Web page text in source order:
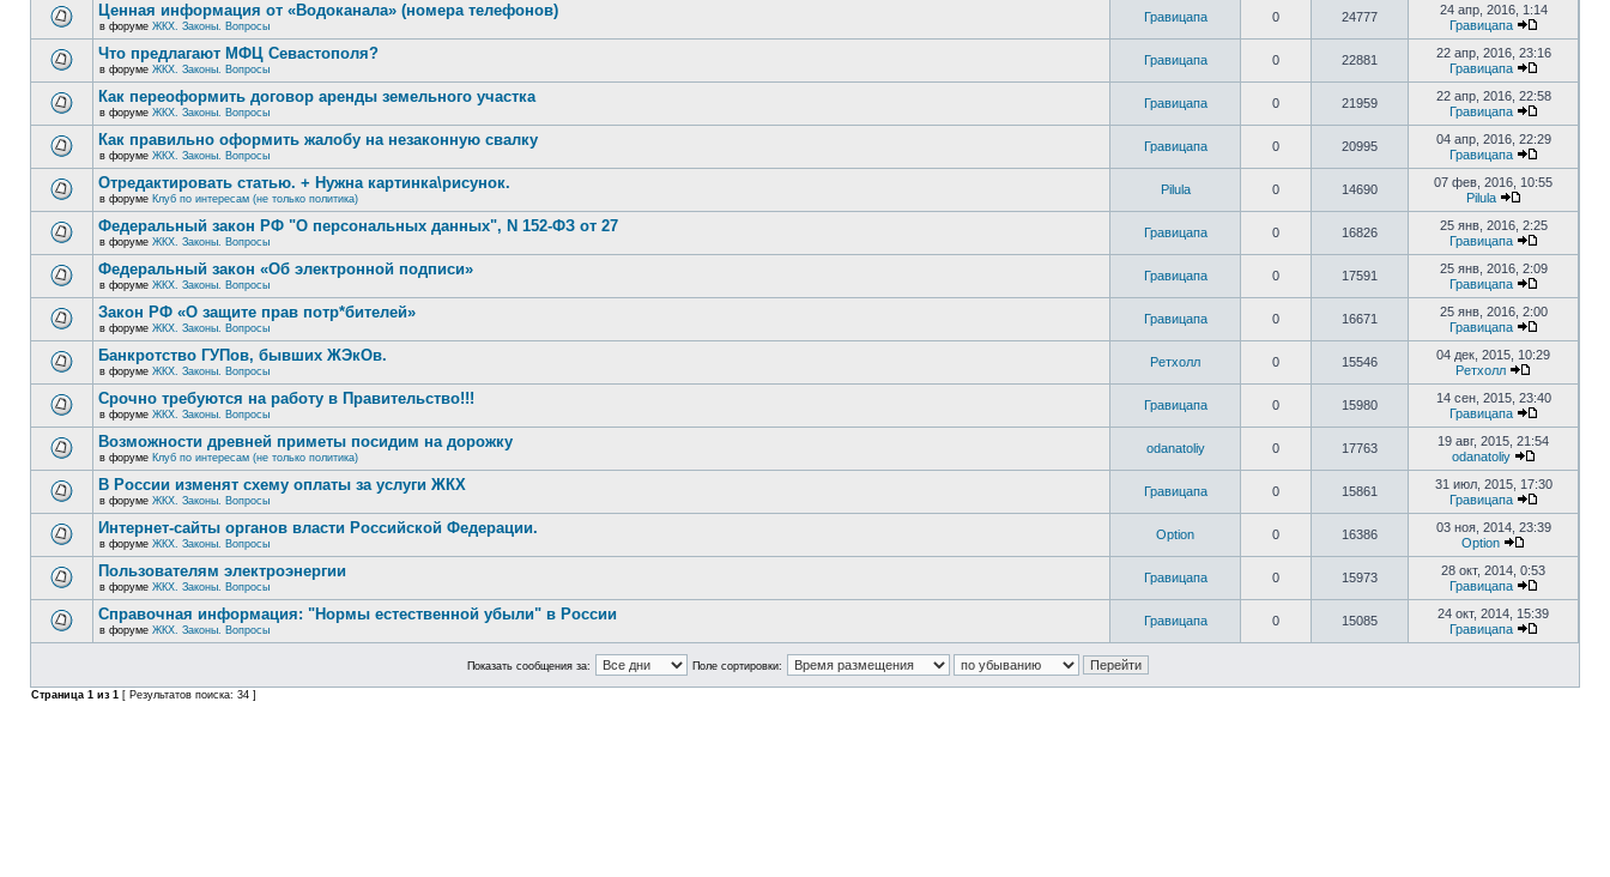
Ценная информация от «Водоканала» (номера телефонов)
в форуме ЖКХ. Законы. Вопросы
Гравицапа 0 24777
24 апр, 2016, 1:14
Гравицапа
Что предлагают МФЦ Севастополя?
в форуме ЖКХ. Законы. Вопросы
Гравицапа 0 22881
22 апр, 2016, 23:16
Гравицапа
Как переоформить договор аренды земельного участка
в форуме ЖКХ. Законы. Вопросы
Гравицапа 0 21959
22 апр, 2016, 22:58
Гравицапа
Как правильно оформить жалобу на незаконную свалку
в форуме ЖКХ. Законы. Вопросы
Гравицапа 0 20995
04 апр, 2016, 22:29
Гравицапа
Отредактировать статью. + Нужна картинка\рисунок.
в форуме Клуб по интересам (не только политика)
Pilula 0 14690
07 фев, 2016, 10:55
Pilula
Федеральный закон РФ "О персональных данных", N 152-ФЗ от 27
в форуме ЖКХ. Законы. Вопросы
Гравицапа 0 16826
25 янв, 2016, 2:25
Гравицапа
Федеральный закон «Об электронной подписи»
в форуме ЖКХ. Законы. Вопросы
Гравицапа 0 17591
25 янв, 2016, 2:09
Гравицапа
Закон РФ «О защите прав потр*бителей»
в форуме ЖКХ. Законы. Вопросы
Гравицапа 0 16671
25 янв, 2016, 2:00
Гравицапа
Банкротство ГУПов, бывших ЖЭкОв.
в форуме ЖКХ. Законы. Вопросы
Ретхолл 0 15546
04 дек, 2015, 10:29
Ретхолл
Срочно требуются на работу в Правительство!!!
в форуме ЖКХ. Законы. Вопросы
Гравицапа 0 15980
14 сен, 2015, 23:40
Гравицапа
Возможности древней приметы посидим на дорожку
в форуме Клуб по интересам (не только политика)
odanatoliy 0 17763
19 авг, 2015, 21:54
odanatoliy
В России изменят схему оплаты за услуги ЖКХ
в форуме ЖКХ. Законы. Вопросы
Гравицапа 0 15861
31 июл, 2015, 17:30
Гравицапа
Интернет-сайты органов власти Российской Федерации.
в форуме ЖКХ. Законы. Вопросы
Option 0 16386
03 ноя, 2014, 23:39
Option
Пользователям электроэнергии
в форуме ЖКХ. Законы. Вопросы
Гравицапа 0 15973
28 окт, 2014, 0:53
Гравицапа
Справочная информация: "Нормы естественной убыли" в России
в форуме ЖКХ. Законы. Вопросы
Гравицапа 0 15085
24 окт, 2014, 15:39
Гравицапа
Показать сообщения за: Поле сортировки:
Страница 1 из 1 [ Результатов поиска: 34 ]